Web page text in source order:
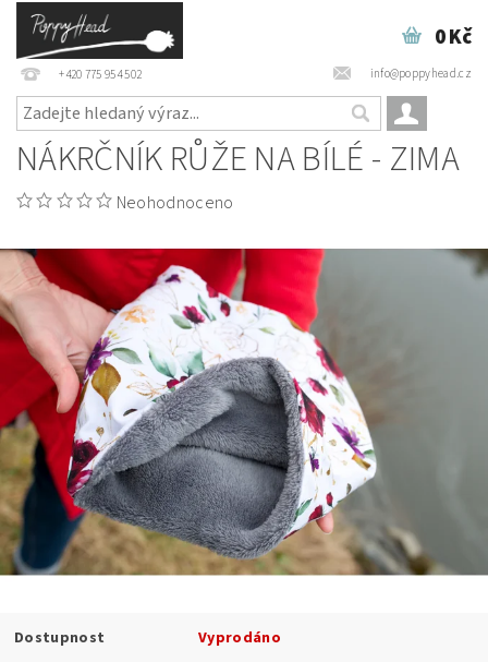
+420 775 954 502 info@poppyhead.cz
0 Kč
NÁKRČNÍK RŮŽE NA BÍLÉ - ZIMA
Neohodnoceno
Dostupnost Vyprodáno